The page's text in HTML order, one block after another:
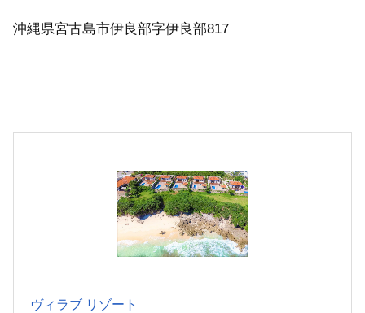
沖縄県宮古島市伊良部字伊良部817
ヴィラブ リゾート